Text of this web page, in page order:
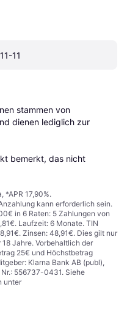
11
stammen von
dienen lediglich zur
bemerkt, das nicht
*APR 17,90%.
kann erforderlich sein.
in 6 Raten: 5 Zahlungen von
Laufzeit: 6 Monate. TIN
Zinsen: 48,91€. Dies gilt nur
Jahre. Vorbehaltlich der
25€ und Höchstbetrag
Klarna Bank AB (publ),
556737-0431. Siehe
unter